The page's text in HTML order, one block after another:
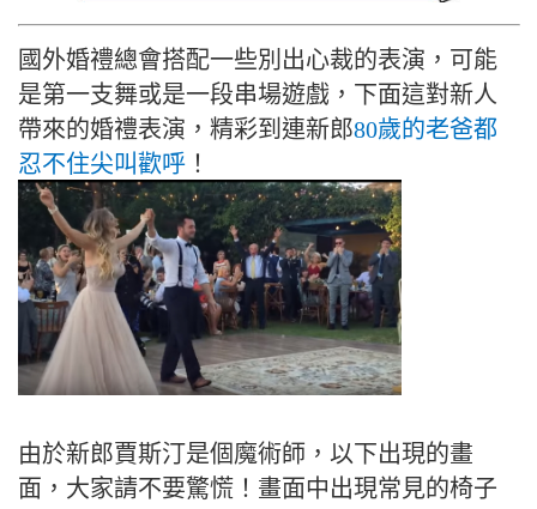
國外婚禮總會搭配一些別出心裁的表演，可能
是第一支舞或是一段串場遊戲，下面這對新人
帶來的婚禮表演，精彩到連新郎80歲的老爸都
忍不住尖叫歡呼！
由於新郎賈斯汀是個魔術師，以下出現的畫
面，大家請不要驚慌！畫面中出現常見的椅子